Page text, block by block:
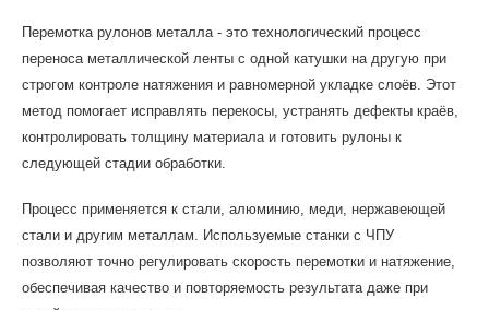
Перемотка рулонов металла - это технологический процесс
переноса металлической ленты с одной катушки на другую при
строгом контроле натяжения и равномерной укладке слоёв. Этот
метод помогает исправлять перекосы, устранять дефекты краёв,
контролировать толщину материала и готовить рулоны к
следующей стадии обработки.
Процесс применяется к стали, алюминию, меди, нержавеющей
стали и другим металлам. Используемые станки с ЧПУ
позволяют точно регулировать скорость перемотки и натяжение,
обеспечивая качество и повторяемость результата даже при